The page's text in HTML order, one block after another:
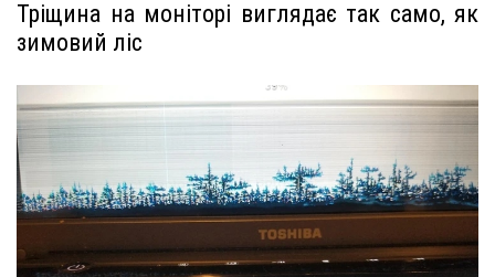
Тріщина на моніторі виглядає так само, як
зимовий ліс